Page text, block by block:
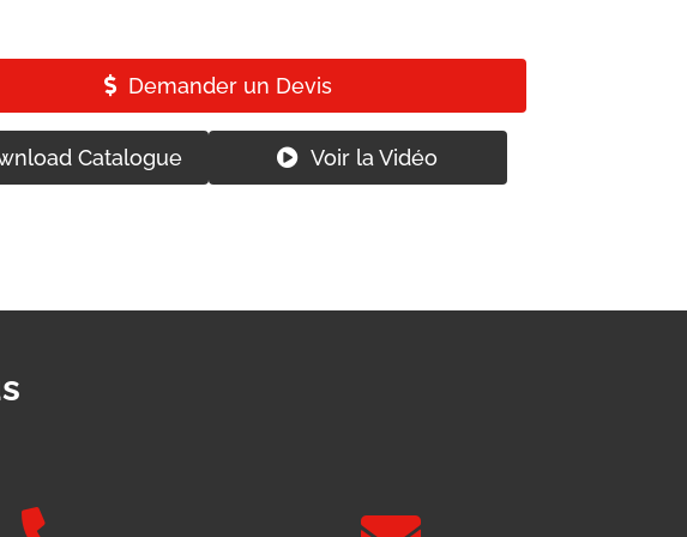
Demander un Devis
Catalogue Voir la Vidéo